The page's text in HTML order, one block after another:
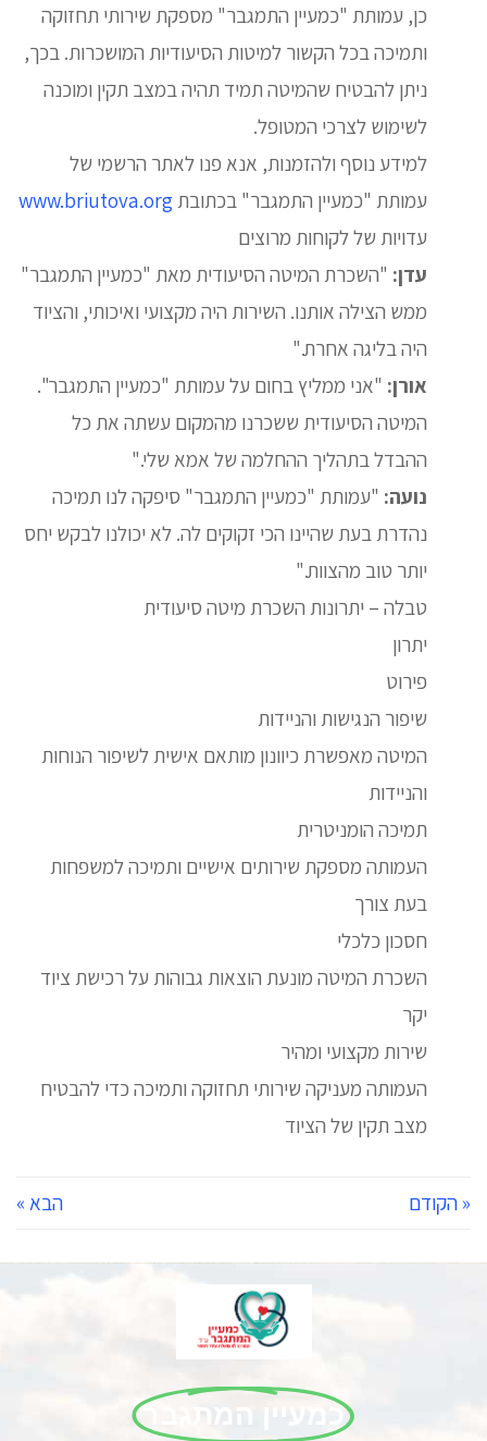
כן, עמותת "כמעיין התמגבר" מספקת שירותי תחזוקה
ותמיכה בכל הקשור למיטות הסיעודיות המושכרות. בכך,
ניתן להבטיח שהמיטה תמיד תהיה במצב תקין ומוכנה
לשימוש לצרכי המטופל.
למידע נוסף ולהזמנות, אנא פנו לאתר הרשמי של
עמותת "כמעיין התמגבר" בכתובת www.briutova.org
עדויות של לקוחות מרוצים
עדן: "השכרת המיטה הסיעודית מאת "כמעיין התמגבר"
ממש הצילה אותנו. השירות היה מקצועי ואיכותי, והציוד
היה בליגה אחרת."
אורן: "אני ממליץ בחום על עמותת "כמעיין התמגבר".
המיטה הסיעודית ששכרנו מהמקום עשתה את כל
ההבדל בתהליך ההחלמה של אמא שלי."
נועה: "עמותת "כמעיין התמגבר" סיפקה לנו תמיכה
נהדרת בעת שהיינו הכי זקוקים לה. לא יכולנו לבקש יחס
יותר טוב מהצוות."
טבלה – יתרונות השכרת מיטה סיעודית
יתרון
פירוט
שיפור הנגישות והניידות
המיטה מאפשרת כיוונון מותאם אישית לשיפור הנוחות
והניידות
תמיכה הומניטרית
העמותה מספקת שירותים אישיים ותמיכה למשפחות
בעת צורך
חסכון כלכלי
השכרת המיטה מונעת הוצאות גבוהות על רכישת ציוד
יקר
שירות מקצועי ומהיר
העמותה מעניקה שירותי תחזוקה ותמיכה כדי להבטיח
מצב תקין של הציוד
« הקודם הבא »
כמעיין המתגבר